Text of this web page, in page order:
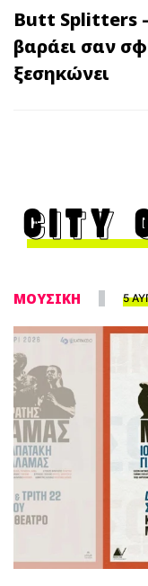
Butt Splitters
βαράει σαν
ξεσηκώνει
CITY
ΜΟΥΣΙΚΗ 5